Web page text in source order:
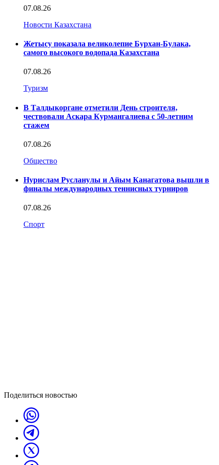
07.08.26
Новости Казахстана
Жетысу показала великолепие Бурхан-Булака,
самого высокого водопада Казахстана
07.08.26
Туризм
В Талдыкоргане отметили День строителя,
чествовали Аскара Курмангалиева с 50-летним
стажем
07.08.26
Общество
Нурислам Русланулы и Айым Канагатова вышли в
финалы международных теннисных турниров
07.08.26
Спорт
Поделиться новостью